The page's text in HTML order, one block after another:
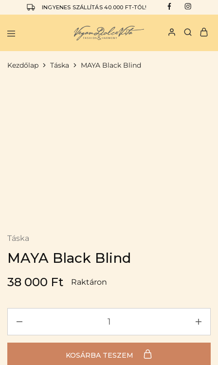
INGYENES SZÁLLÍTÁS 40.000 FT-TÓL!
Dolce
am
Vegan
Kezdőlap Táska MAYA Black Blind
Táska
MAYA Black Blind
38 000 Ft Raktáron
KOSÁRBA TESZEM